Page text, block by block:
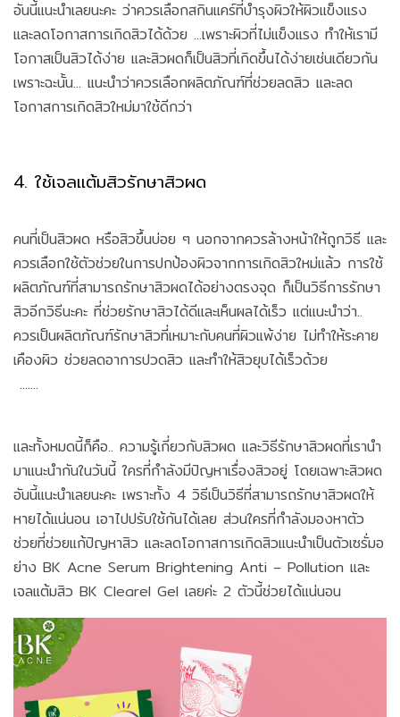
อันนี้แนะนำเลยนะคะ ว่าควรเลือกสกินแคร์ที่บำรุงผิวให้ผิวแข็งแรง
และลดโอกาสการเกิดสิวได้ด้วย ...เพราะผิวที่ไม่แข็งแรง ทำให้เรามี
โอกาสเป็นสิวได้ง่าย และสิวผดก็เป็นสิวที่เกิดขึ้นได้ง่ายเช่นเดียวกัน
เพราะฉะนั้น... แนะนำว่าควรเลือกผลิตภัณฑ์ที่ช่วยลดสิว และลด
โอกาสการเกิดสิวใหม่มาใช้ดีกว่า
4. ใช้เจลแต้มสิวรักษาสิวผด
คนที่เป็นสิวผด หรือสิวขึ้นบ่อย ๆ นอกจากควรล้างหน้าให้ถูกวิธี และ
ควรเลือกใช้ตัวช่วยในการปกป้องผิวจากการเกิดสิวใหม่แล้ว การใช้
ผลิตภัณฑ์ที่สามารถรักษาสิวผดได้อย่างตรงจุด ก็เป็นวิธีการรักษา
สิวอีกวิธีนะคะ ที่ช่วยรักษาสิวได้ดีและเห็นผลได้เร็ว แต่แนะนำว่า..
ควรเป็นผลิตภัณฑ์รักษาสิวที่เหมาะกับคนที่ผิวแพ้ง่าย ไม่ทำให้ระคาย
เคืองผิว ช่วยลดอาการปวดสิว และทำให้สิวยุบได้เร็วด้วย
.......
และทั้งหมดนี้ก็คือ.. ความรู้เกี่ยวกับสิวผด และวิธีรักษาสิวผดที่เรานำ
มาแนะนำกันในวันนี้ ใครที่กำลังมีปัญหาเรื่องสิวอยู่ โดยเฉพาะสิวผด
อันนี้แนะนำเลยนะคะ เพราะทั้ง 4 วิธีเป็นวิธีที่สามารถรักษาสิวผดให้
หายได้แน่นอน เอาไปปรับใช้กันได้เลย ส่วนใครที่กำลังมองหาตัว
ช่วยที่ช่วยแก้ปัญหาสิว และลดโอกาสการเกิดสิวแนะนำเป็นตัวเซรั่มอ
ย่าง BK Acne Serum Brightening Anti – Pollution และ
เจลแต้มสิว BK Clearel Gel เลยค่ะ 2 ตัวนี้ช่วยได้แน่นอน